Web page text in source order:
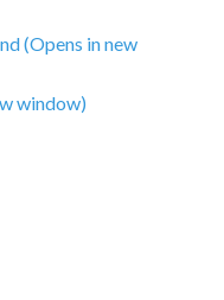
(Opens in new
window)